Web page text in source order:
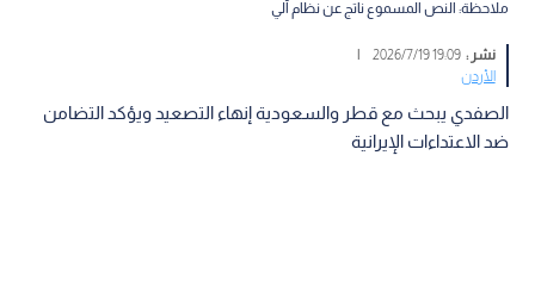
ملاحظة: النص المسموع ناتج عن نظام آلي
نشر :19:09 2026/7/19
|
الأردن
الصفدي يبحث مع قطر والسعودية إنهاء التصعيد ويؤكد التضامن
ضد الاعتداءات الإيرانية